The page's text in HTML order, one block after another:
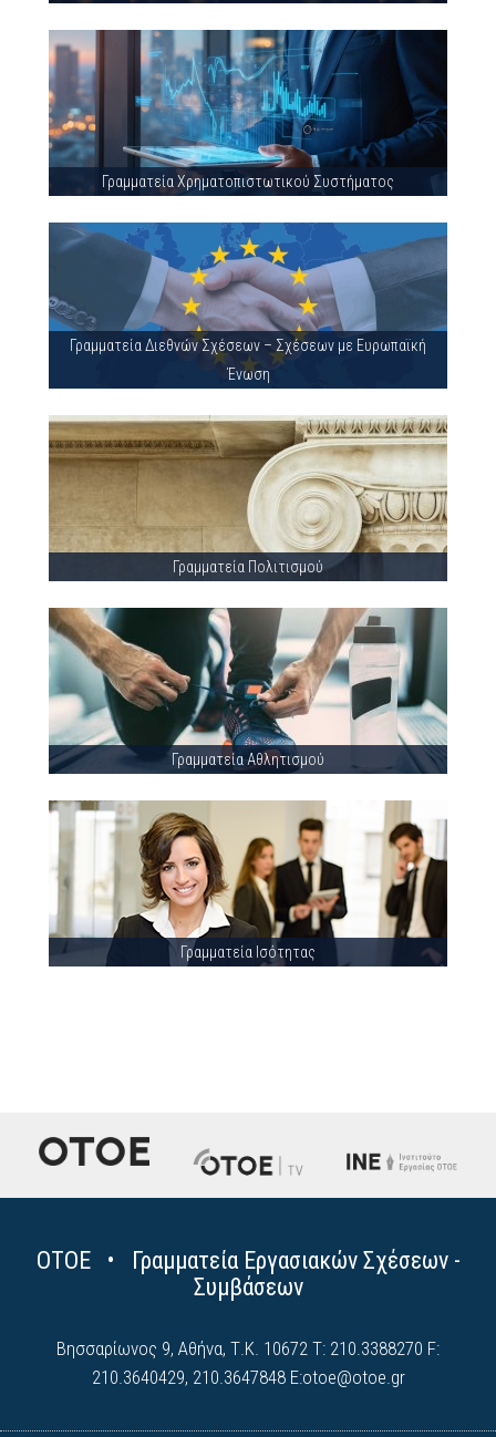
Γραμματεία Χρηματοπιστωτικού Συστήματος
Γραμματεία Διεθνών Σχέσεων – Σχέσεων με Ευρωπαϊκή
Ένωση
Γραμματεία Πολιτισμού
Γραμματεία Αθλητισμού
Γραμματεία Ισότητας
ΟΤΟΕ • Γραμματεία Εργασιακών Σχέσεων -
Συμβάσεων
Βησσαρίωνος 9, Αθήνα, Τ.Κ. 10672 Τ: 210.3388270 F:
210.3640429, 210.3647848 E:otoe@otoe.gr